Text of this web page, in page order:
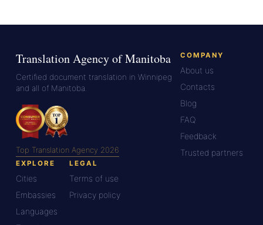
Translation Agency of Manitoba
Certified document translation in Winnipeg
and all of Manitoba.
Top Translation Agency 2026
COMPANY
About us
Contacts
Blog
FAQ
Feedback
Trusted partners
EXPLORE
Cities
Embassies
Languages
LEGAL
Terms of use
Privacy policy